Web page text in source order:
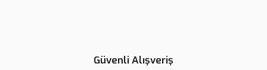
Güvenli Alışveriş